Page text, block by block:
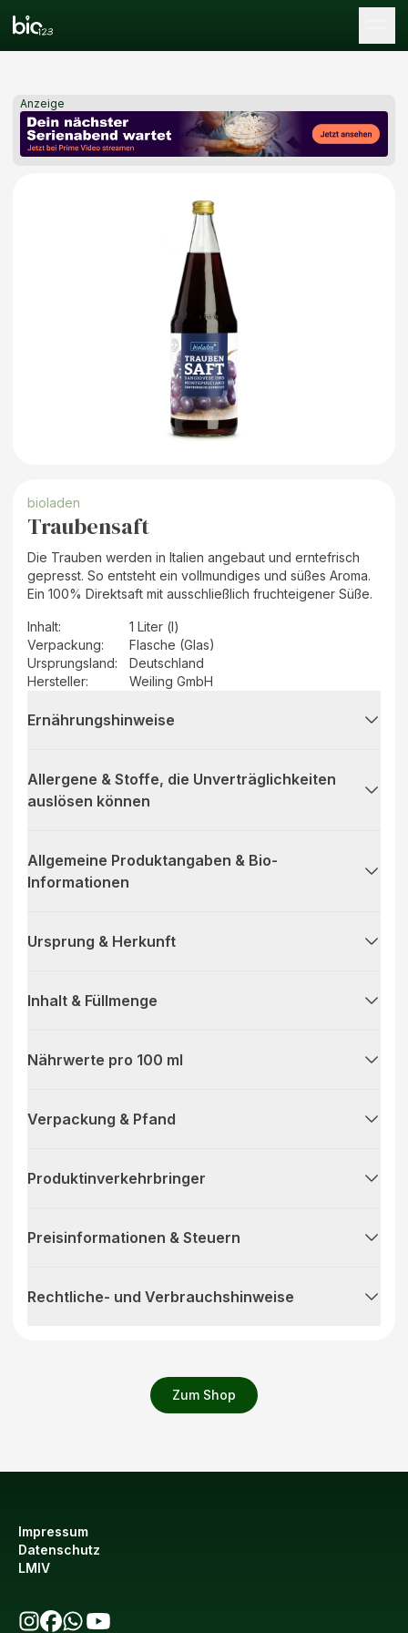
Anzeige
Zum Shop
bioladen
Traubensaft
Die Trauben werden in Italien angebaut und erntefrisch
gepresst. So entsteht ein vollmundiges und süßes Aroma.
Ein 100% Direktsaft mit ausschließlich fruchteigener Süße.
Inhalt:
1 Liter (l)
Verpackung:
Flasche (Glas)
Ursprungsland:
Deutschland
Hersteller: Weiling GmbH
Ernährungshinweise
Allergene & Stoffe, die Unverträglichkeiten
auslösen können
Allgemeine Produktangaben & Bio-
Informationen
Ursprung & Herkunft
Inhalt & Füllmenge
Nährwerte pro 100 ml
Verpackung & Pfand
Produktinverkehrbringer
Preisinformationen & Steuern
Rechtliche- und Verbrauchshinweise
Impressum
Datenschutz
LMIV